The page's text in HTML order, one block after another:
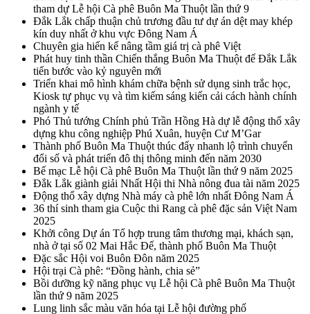
tham dự Lễ hội Cà phê Buôn Ma Thuột lần thứ 9
Đắk Lắk chấp thuận chủ trương đầu tư dự án dệt may khép
kín duy nhất ở khu vực Đông Nam Á
Chuyên gia hiến kế nâng tầm giá trị cà phê Việt
Phát huy tinh thần Chiến thắng Buôn Ma Thuột để Đắk Lắk
tiến bước vào kỷ nguyên mới
Triển khai mô hình khám chữa bệnh sử dụng sinh trắc học,
Kiosk tự phục vụ và tìm kiếm sáng kiến cải cách hành chính
ngành y tế
Phó Thủ tướng Chính phủ Trần Hồng Hà dự lễ động thổ xây
dựng khu công nghiệp Phú Xuân, huyện Cư M’Gar
Thành phố Buôn Ma Thuột thúc đẩy nhanh lộ trình chuyển
đổi số và phát triển đô thị thông minh đến năm 2030
Bế mạc Lễ hội Cà phê Buôn Ma Thuột lần thứ 9 năm 2025
Đắk Lắk giành giải Nhất Hội thi Nhà nông đua tài năm 2025
Động thổ xây dựng Nhà máy cà phê lớn nhất Đông Nam Á
36 thí sinh tham gia Cuộc thi Rang cà phê đặc sản Việt Nam
2025
Khởi công Dự án Tổ hợp trung tâm thương mại, khách sạn,
nhà ở tại số 02 Mai Hắc Đế, thành phố Buôn Ma Thuột
Đặc sắc Hội voi Buôn Đôn năm 2025
Hội trại Cà phê: “Đồng hành, chia sẻ”
Bồi dưỡng kỹ năng phục vụ Lễ hội Cà phê Buôn Ma Thuột
lần thứ 9 năm 2025
Lung linh sắc màu văn hóa tại Lễ hội đường phố